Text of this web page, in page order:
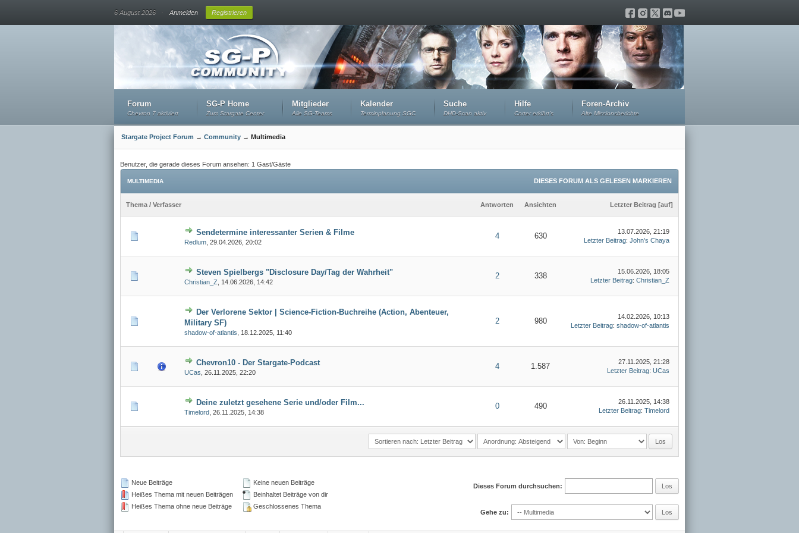
6 August 2026 . Anmelden Registrieren
Forum
Chevron 7 aktiviert
SG-P Home
Zum Stargate Center
Mitglieder
Alle SG-Teams
Kalender
Terminplanung SGC
Suche
DHD-Scan aktiv
Hilfe
Carter erklärt's
Foren-Archiv
Alte Missionsberichte
Stargate Project Forum → Community → Multimedia
Benutzer, die gerade dieses Forum ansehen: 1 Gast/Gäste
DIESES FORUM ALS GELESEN MARKIEREN
MULTIMEDIA
Thema / Verfasser Antworten Ansichten Letzter Beitrag [auf]
Sendetermine interessanter Serien & Filme
Redlum 29.04.2026, 20:02
4 630
13.07.2026, 21:19
Letzter Beitrag: John's Chaya
Steven Spielbergs "Disclosure Day/Tag der Wahrheit"
Christian_Z 14.06.2026, 14:42
2 338
15.06.2026, 18:05
Letzter Beitrag: Christian_Z
Der Verlorene Sektor | Science-Fiction-Buchreihe (Action, Abenteuer,
Military SF)
shadow-of-atlantis 18.12.2025, 11:40
2 980
14.02.2026, 10:13
Letzter Beitrag: shadow-of-atlantis
Chevron10 - Der Stargate-Podcast
UCas 26.11.2025, 22:20
4 1.587
27.11.2025, 21:28
Letzter Beitrag: UCas
Deine zuletzt gesehene Serie und/oder Film...
Timelord 26.11.2025, 14:38
0 490
26.11.2025, 14:38
Letzter Beitrag: Timelord
Neue Beiträge
Heißes Thema mit neuen Beiträgen
Heißes Thema ohne neue Beiträge
Keine neuen Beiträge
Beinhaltet Beiträge von dir
Geschlossenes Thema
Dieses Forum durchsuchen:
Gehe zu: